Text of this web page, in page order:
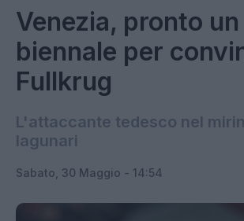
Venezia, pronto un
biennale per
Fullkrug
L'attaccante tedesco nel
lagunari
Sabato, 30 Maggio - 14:54